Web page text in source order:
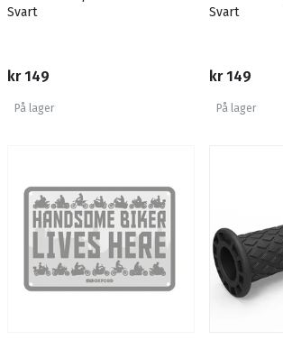
Svart
kr 149
På lager
Svart
kr 149
På lager